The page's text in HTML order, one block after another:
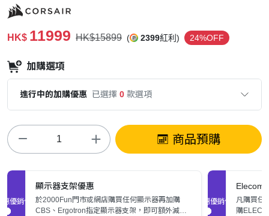
HK$ 11999 HK$15899 ( 2399紅利) 24%OFF
加購選項
進行中的加購優惠 已選擇 0 款選項
商品預購
促銷優惠
顯示器支架優惠
於2000Fun門市或網店購買任何顯示器再加購
CBS、Ergotron指定顯示器支架，即可額外減多
促銷優惠
Elecom
凡購買任
購